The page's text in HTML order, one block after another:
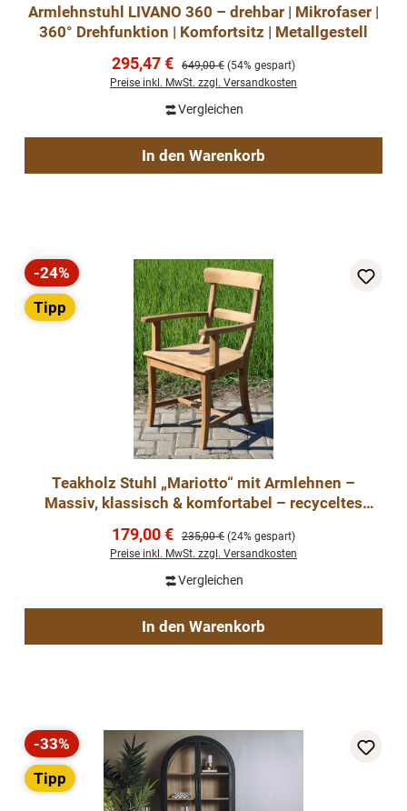
Armlehnstuhl LIVANO 360 – drehbar | Mikrofaser |
360° Drehfunktion | Komfortsitz | Metallgestell
Verkaufspreis:
295,47 € Regulärer Preis:
649,00 € (54% gespart)
Preise inkl. MwSt. zzgl. Versandkosten
Vergleichen
In den Warenkorb
Rabatt
-24%
Tipp
Teakholz Stuhl „Mariotto“ mit Armlehnen –
Massiv, klassisch & komfortabel – recyceltes
Verkaufspreis:
179,00 € Regulärer Preis:
235,00 € (24% gespart)
Preise inkl. MwSt. zzgl. Versandkosten
Vergleichen
In den Warenkorb
Rabatt
-33%
Tipp